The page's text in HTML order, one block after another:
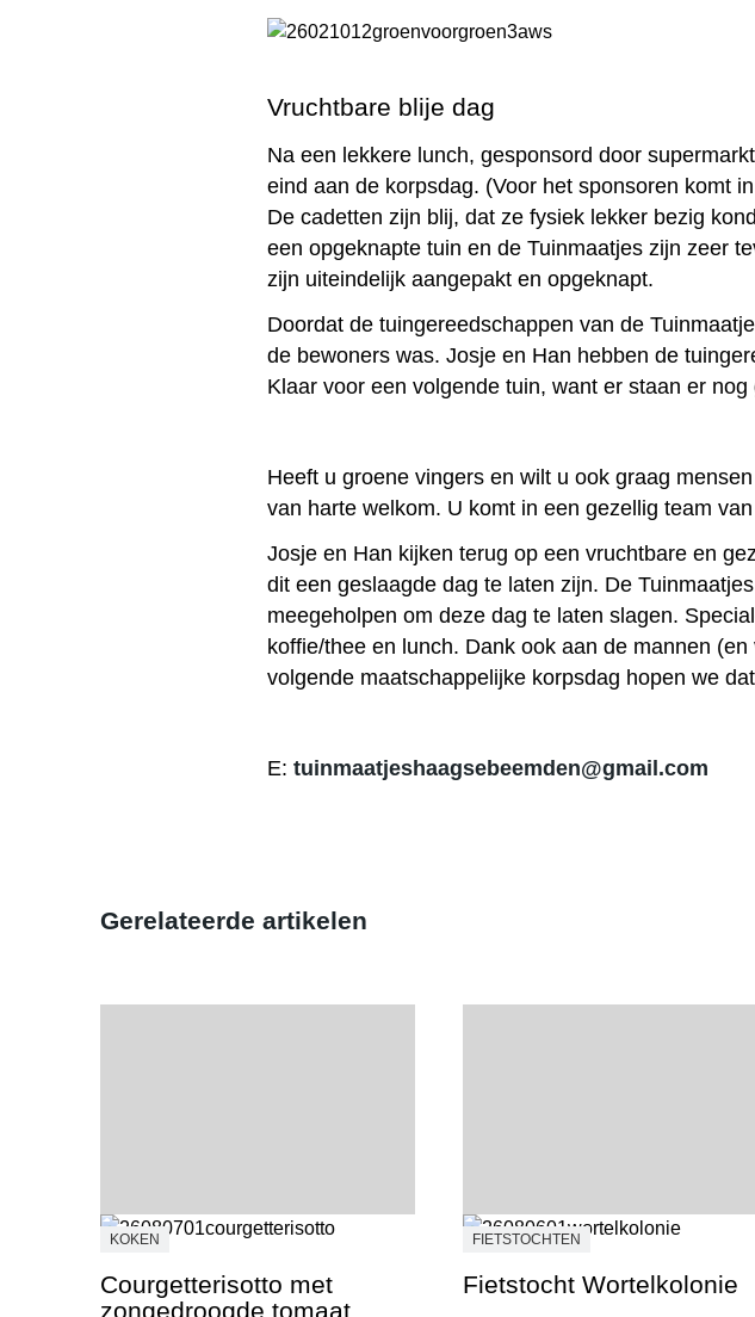
Vruchtbare blije dag
Na een lekkere lunch, gesponsord door
eind aan de korpsdag. (Voor het sponsoren komt
De cadetten zijn blij, dat ze fysiek lekker bezig
een opgeknapte tuin en de Tuinmaatjes zijn zeer
zijn uiteindelijk aangepakt en opgeknapt.
Doordat de tuingereedschappen van de
de bewoners was. Josje en Han hebben de
Klaar voor een volgende tuin, want er staan er
Heeft u groene vingers en wilt u ook graag
van harte welkom. U komt in een gezellig team
Josje en Han kijken terug op een vruchtbare en
dit een geslaagde dag te laten zijn. De
meegeholpen om deze dag te laten slagen.
koffie/thee en lunch. Dank ook aan de mannen
volgende maatschappelijke korpsdag hopen we
E: tuinmaatjeshaagsebeemden@gmail.com
Gerelateerde artikelen
KOKEN
Courgetterisotto met
zongedroogde tomaat
FIETSTOCHTEN
Fietstocht Wortelkolonie